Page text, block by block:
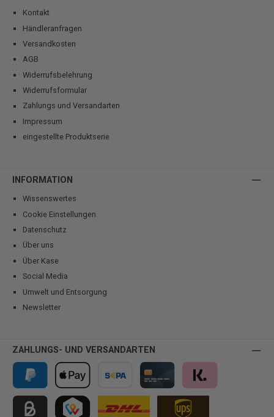
Kontakt
Händleranfragen
Versandkosten
AGB
Widerrufsbelehrung
Widerrufsformular
Zahlungs und Versandarten
Impressum
eingestellte Produktserie
INFORMATION
Wissenswertes
Cookie Einstellungen
Datenschutz
Über uns
Über Kase
Social Media
Umwelt und Entsorgung
Newsletter
ZAHLUNGS- UND VERSANDARTEN
PayPal Apple Pay Vorkasse Kreditkarte Klarna